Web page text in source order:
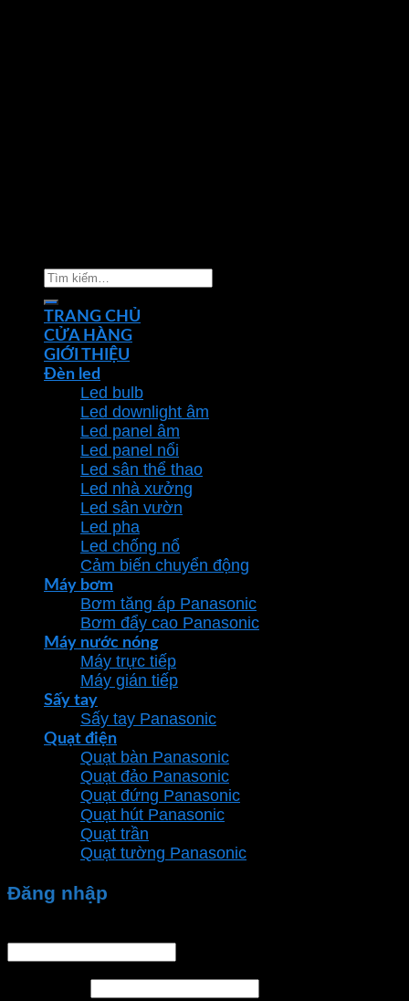
Tìm
kiếm:
TRANG CHỦ
CỬA HÀNG
GIỚI THIỆU
Đèn led
Led bulb
Led downlight âm
Led panel âm
Led panel nổi
Led sân thể thao
Led nhà xưởng
Led sân vườn
Led pha
Led chống nổ
Cảm biến chuyển động
Máy bơm
Bơm tăng áp Panasonic
Bơm đẩy cao Panasonic
Máy nước nóng
Máy trực tiếp
Máy gián tiếp
Sấy tay
Sấy tay Panasonic
Quạt điện
Quạt bàn Panasonic
Quạt đảo Panasonic
Quạt đứng Panasonic
Quạt hút Panasonic
Quạt trần
Quạt tường Panasonic
Đăng nhập